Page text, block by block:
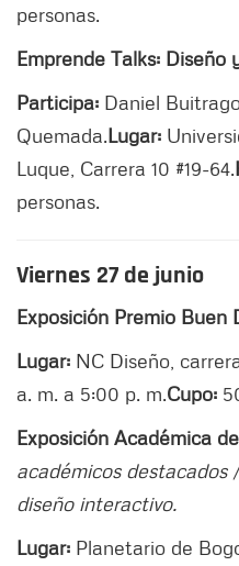
personas.
Emprende Talks:
Participa: Daniel
Quemada.Lugar:
Luque, Carrera 10 #19-64.
personas.
Viernes 27 de junio
Exposición Premio Buen
Lugar: NC Diseño,
a. m. a 5:00 p. m.Cupo:
Exposición Académica
académicos destacados
diseño interactivo.
Lugar: Planetario de